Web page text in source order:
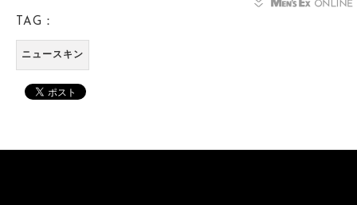
TAG：
ニュースキン